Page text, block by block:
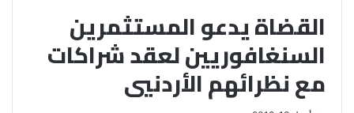
القضاة يدعو المستثمرين
السنغافوريين لعقد شراكات
مع نظرائهم الأردنيي